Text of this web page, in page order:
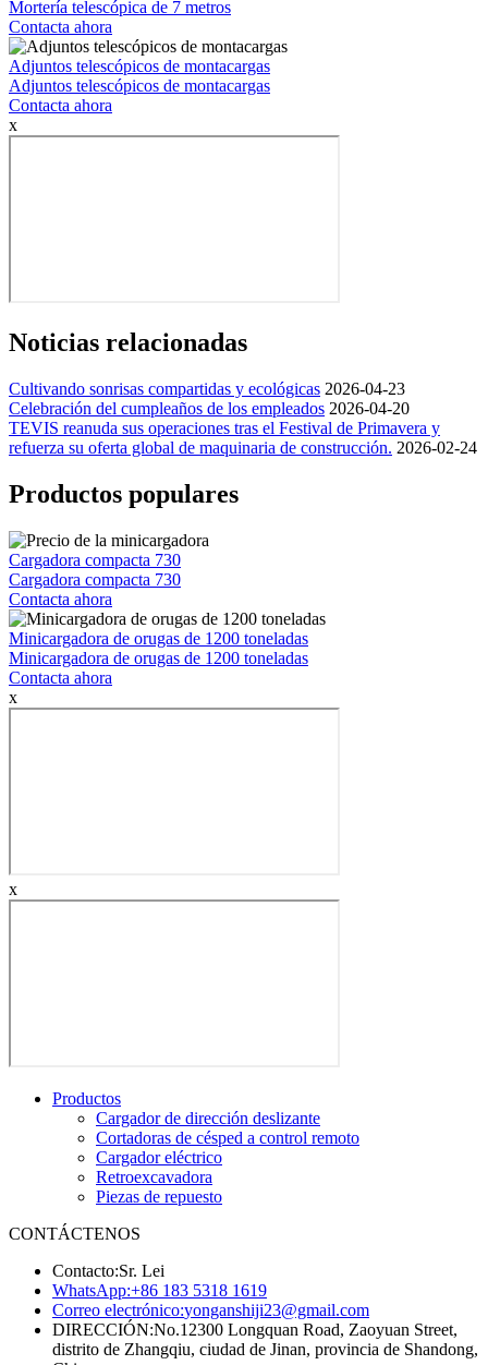
Mortería telescópica de 7 metros
Contacta ahora
Adjuntos telescópicos de montacargas
Adjuntos telescópicos de montacargas
Contacta ahora
x
Noticias relacionadas
Cultivando sonrisas compartidas y ecológicas 2026-04-23
Celebración del cumpleaños de los empleados 2026-04-20
TEVIS reanuda sus operaciones tras el Festival de Primavera y
refuerza su oferta global de maquinaria de construcción. 2026-02-24
Productos populares
Cargadora compacta 730
Cargadora compacta 730
Contacta ahora
Minicargadora de orugas de 1200 toneladas
Minicargadora de orugas de 1200 toneladas
Contacta ahora
x
x
Productos
Cargador de dirección deslizante
Cortadoras de césped a control remoto
Cargador eléctrico
Retroexcavadora
Piezas de repuesto
CONTÁCTENOS
Contacto:Sr. Lei
WhatsApp:+86 183 5318 1619
Correo electrónico:yonganshiji23@gmail.com
DIRECCIÓN:No.12300 Longquan Road, Zaoyuan Street,
distrito de Zhangqiu, ciudad de Jinan, provincia de Shandong,